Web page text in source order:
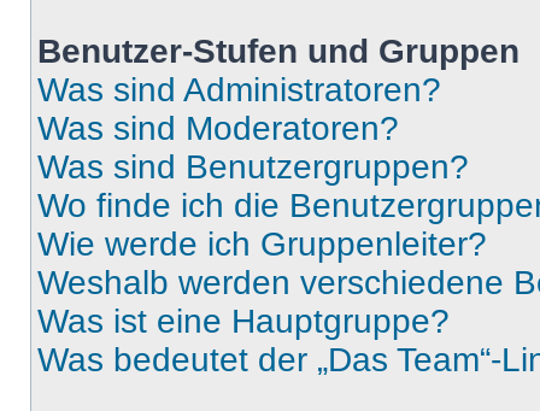
Benutzer-Stufen und Gruppen
Was sind Administratoren?
Was sind Moderatoren?
Was sind Benutzergruppen?
Wo finde ich die
Wie werde ich Gruppenleiter?
Weshalb werden verschiedene
Was ist eine Hauptgruppe?
Was bedeutet der „Das Team“-